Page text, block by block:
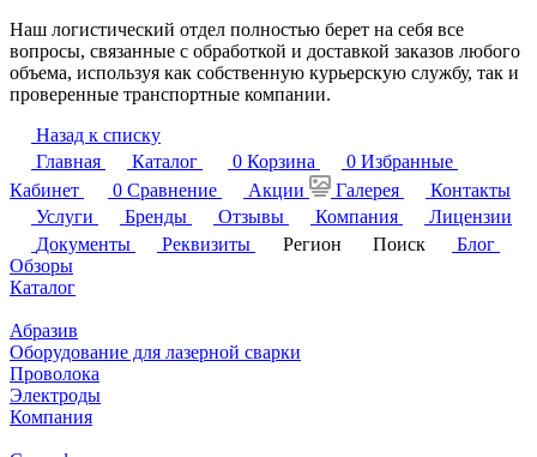
Наш логистический отдел полностью берет на себя все
вопросы, связанные с обработкой и доставкой заказов любого
объема, используя как собственную курьерскую службу, так и
проверенные транспортные компании.
Назад к списку
Главная
Каталог 0 Корзина 0 Избранные
Кабинет
0 Сравнение Акции Галерея
Контакты
Услуги
Бренды Отзывы Компания
Лицензии
Документы
Реквизиты Регион Поиск
Блог
Обзоры
Каталог
Абразив
Оборудование для лазерной сварки
Проволока
Электроды
Компания